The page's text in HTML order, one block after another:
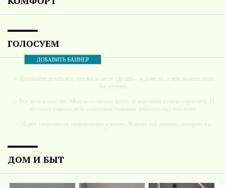
ГОЛОСУЕМ
ДОБАВИТЬ БАННЕР
-- Начинайте делать все, что вы можете сделать – и даже то, о чем можете хотя
бы мечтать.
-- Все дело в мыслях. Мысль — начало всего. И мыслями можно управлять. И
поэтому главное дело совершенствования: работать над мыслями.
-- Идите уверенно по направлению к мечте. Живите той жизнью, которую вы
-- Самое большое богатство — это ум. Самая большая нищета — глупость. Из
ДОМ И БЫТ